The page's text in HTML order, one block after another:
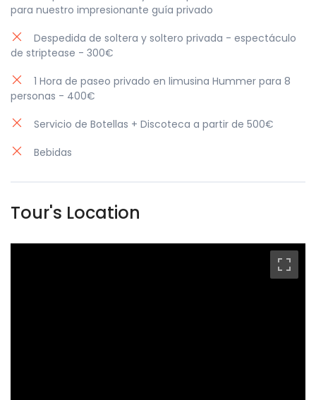
para nuestro impresionante guía privado
Despedida de soltera y soltero privada - espectáculo
de striptease - 300€
1 Hora de paseo privado en limusina Hummer para 8
personas - 400€
Servicio de Botellas + Discoteca a partir de 500€
Bebidas
Tour's Location